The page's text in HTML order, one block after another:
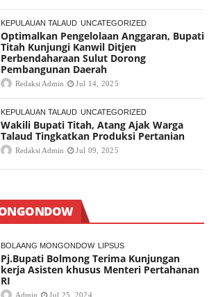
KEPULAUAN TALAUD UNCATEGORIZED
Optimalkan Pengelolaan Anggaran, Bupati
Titah Kunjungi Kanwil Ditjen
Perbendaharaan Sulut Dorong
Pembangunan Daerah
Redaksi Admin Jul 14, 2025
KEPULAUAN TALAUD UNCATEGORIZED
Wakili Bupati Titah, Atang Ajak Warga
Talaud Tingkatkan Produksi Pertanian
Redaksi Admin Jul 09, 2025
BOLAANG MONGONDOW LIPSUS
Pj.Bupati Bolmong Terima Kunjungan
kerja Asisten khusus Menteri Pertahanan
RI
Admin Jul 25, 2024